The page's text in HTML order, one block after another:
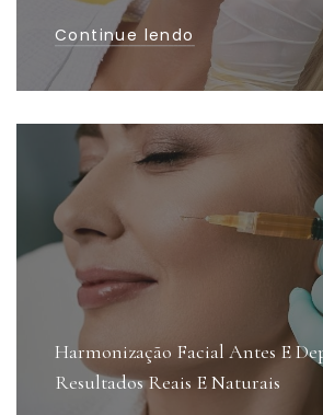
Continue lendo
Harmonização Facial Antes E
Resultados Reais E Naturais